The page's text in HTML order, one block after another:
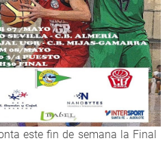
este fin de semana la Final